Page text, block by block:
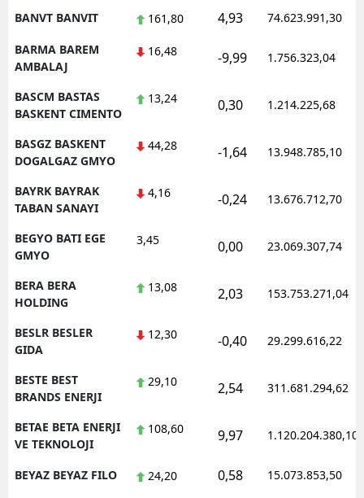
BANVT BANVIT 161,80 4,93 74.623.991,30
BARMA BAREM
AMBALAJ
16,48 -9,99 1.756.323,04
BASCM BASTAS
BASKENT CIMENTO
13,24 0,30 1.214.225,68
BASGZ BASKENT
DOGALGAZ GMYO
44,28 -1,64 13.948.785,10
BAYRK BAYRAK
TABAN SANAYI
4,16 -0,24 13.676.712,70
BEGYO BATI EGE
GMYO
3,45 0,00 23.069.307,74
BERA BERA
HOLDING
13,08 2,03 153.753.271,04
BESLR BESLER
GIDA
12,30 -0,40 29.299.616,22
BESTE BEST
BRANDS ENERJI
29,10 2,54 311.681.294,62
BETAE BETA ENERJI
VE TEKNOLOJI
108,60 9,97 1.120.204.380,10
BEYAZ BEYAZ FILO 24,20 0,58 15.073.853,50